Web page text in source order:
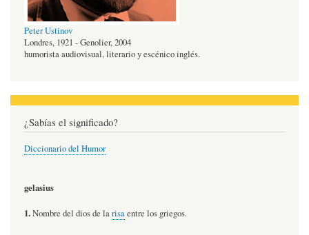
Peter Ustinov
Londres, 1921 - Genolier, 2004
humorista audiovisual, literario y escénico inglés.
¿Sabías el significado?
Diccionario del Humor
gelasius
1.Nombre del dios de larisaentre los griegos.